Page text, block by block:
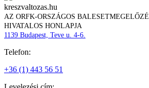
kreszvaltozas.hu
AZ ORFK-ORSZÁGOS
HIVATALOS HONLAPJA
1139 Budapest, Teve u. 4-6.
Telefon:
+36 (1) 443 56 51